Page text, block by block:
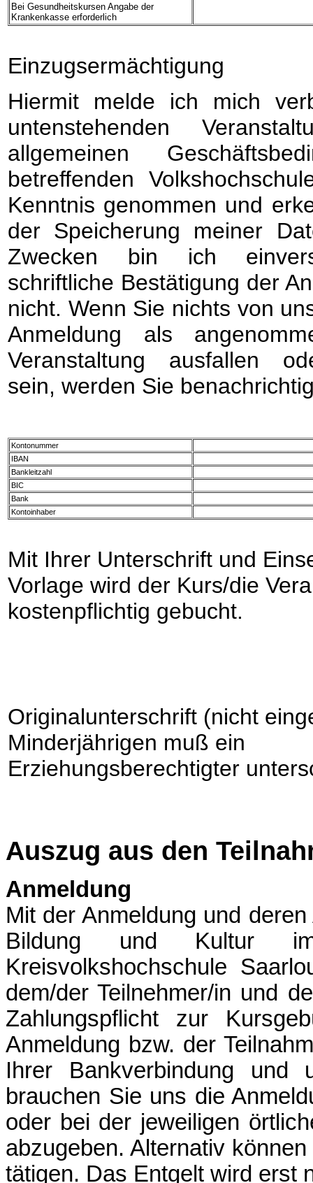
Bei Gesundheitskursen Angabe der
Krankenkasse erforderlich
Einzugsermächtigung
Hiermit melde ich mich
untenstehenden
allgemeinen
betreffenden
Kenntnis genommen und
der Speicherung meiner
Zwecken bin ich
schriftliche Bestätigung der
nicht. Wenn Sie nichts von
Anmeldung als
Veranstaltung ausfallen
sein, werden Sie
Kontonummer
IBAN
Bankleitzahl
BIC
Bank
Kontoinhaber
Mit Ihrer Unterschrift und
Vorlage wird der Kurs/die
kostenpflichtig gebucht.
Originalunterschrift (nicht
Minderjährigen muß ein
Erziehungsberechtigter
Auszug aus den
Anmeldung
Mit der Anmeldung und
Bildung und Kultur
Kreisvolkshochschule
dem/der Teilnehmer/in und
Zahlungspflicht zur
Anmeldung bzw. der
Ihrer Bankverbindung und
brauchen Sie uns die
oder bei der jeweiligen
abzugeben. Alternativ
tätigen. Das Entgelt wird erst